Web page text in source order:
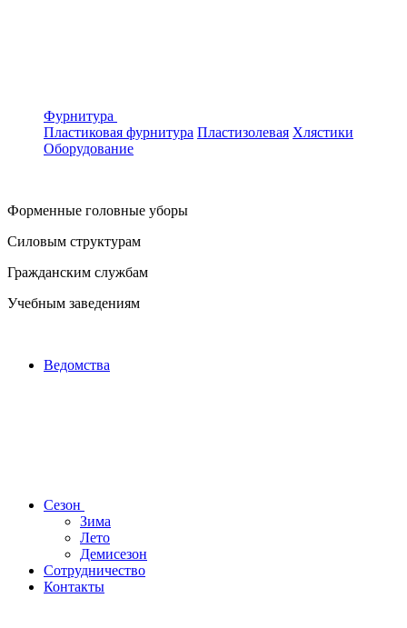
Фурнитура
Пластиковая фурнитура Пластизолевая Хлястики
Оборудование
Форменные головные уборы
Силовым структурам
Гражданским службам
Учебным заведениям
Ведомства
Сезон
Зима
Лето
Демисезон
Сотрудничество
Контакты